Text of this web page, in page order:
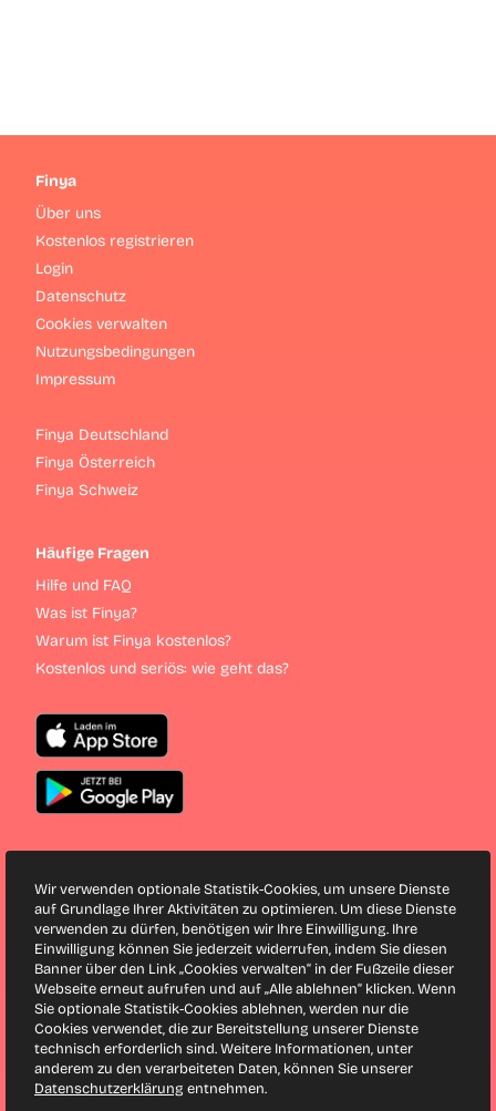
Finya
Über uns
Kostenlos registrieren
Login
Datenschutz
Cookies verwalten
Nutzungsbedingungen
Impressum
Finya Deutschland
Finya Österreich
Finya Schweiz
Häufige Fragen
Hilfe und FAQ
Was ist Finya?
Warum ist Finya kostenlos?
Kostenlos und seriös: wie geht das?
Blog
Singles
Singles in Wien
Finya bei Facebook
Finya bei Twitter
Seitenanfang
Wir verwenden optionale Statistik-Cookies, um unsere Dienste
auf Grundlage Ihrer Aktivitäten zu optimieren. Um diese Dienste
verwenden zu dürfen, benötigen wir Ihre Einwilligung. Ihre
Einwilligung können Sie jederzeit widerrufen, indem Sie diesen
Banner über den Link „Cookies verwalten“ in der Fußzeile dieser
Webseite erneut aufrufen und auf „Alle ablehnen“ klicken. Wenn
Sie optionale Statistik-Cookies ablehnen, werden nur die
Cookies verwendet, die zur Bereitstellung unserer Dienste
technisch erforderlich sind. Weitere Informationen, unter
anderem zu den verarbeiteten Daten, können Sie unserer
Datenschutzerklärung entnehmen.